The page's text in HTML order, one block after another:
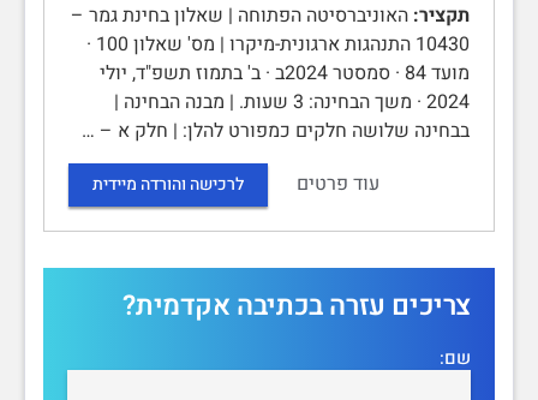
תקציר: האוניברסיטה הפתוחה | שאלון בחינת גמר –
10430 התנהגות ארגונית-מיקרו | מס' שאלון 100 ·
מועד 84 · סמסטר 2024ב · ב' בתמוז תשפ"ד, יולי
2024 · משך הבחינה: 3 שעות. | מבנה הבחינה |
בבחינה שלושה חלקים כמפורט להלן: | חלק א – …
עוד פרטים
לרכישה והורדה מיידית
צריכים עזרה בכתיבה אקדמית?
שם: